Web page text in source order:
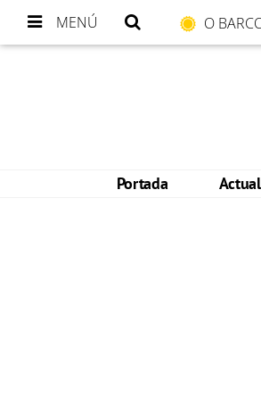
MENÚ O
Portada